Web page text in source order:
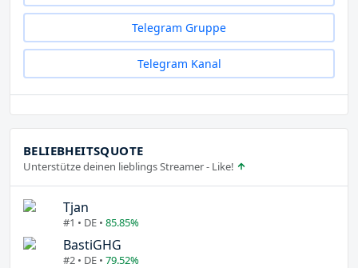
Telegram Gruppe
Telegram Kanal
BELIEBHEITSQUOTE
Unterstütze deinen lieblings Streamer - Like!
Tjan
#1 • DE • 85.85%
BastiGHG
#2 • DE • 79.52%